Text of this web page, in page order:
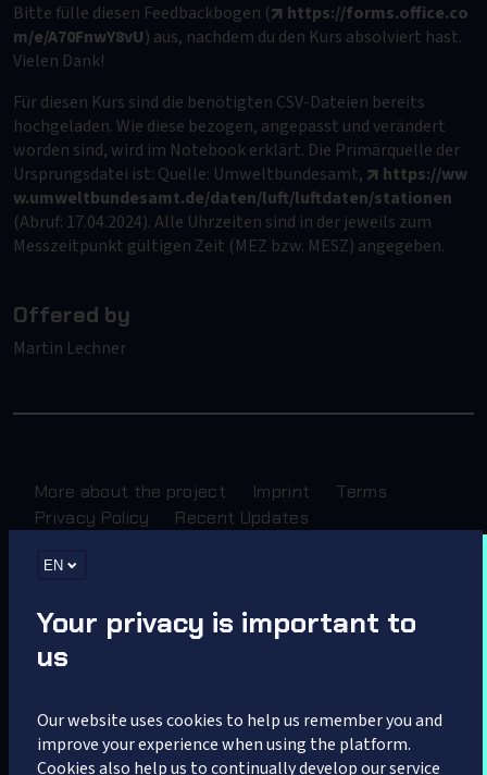
Bitte fülle diesen Feedbackbogen (
https://forms.office.co
m/e/A70FnwY8vU) aus, nachdem du den Kurs absolviert hast.
Vielen Dank!
Für diesen Kurs sind die benötigten CSV-Dateien bereits
hochgeladen. Wie diese bezogen, angepasst und verändert
worden sind, wird im Notebook erklärt. Die Primärquelle der
Ursprungsdatei ist: Quelle: Umweltbundesamt,
https://ww
w.umweltbundesamt.de/daten/luft/luftdaten/stationen
(Abruf: 17.04.2024). Alle Uhrzeiten sind in der jeweils zum
Messzeitpunkt gültigen Zeit (MEZ bzw. MESZ) angegeben.
Offered by
Martin Lechner
More about the project Imprint
Terms
Privacy Policy
Recent Updates
EN
Your privacy is important to
us
Our website uses cookies to help us remember you and
improve your experience when using the platform.
Cookies also help us to continually develop our service